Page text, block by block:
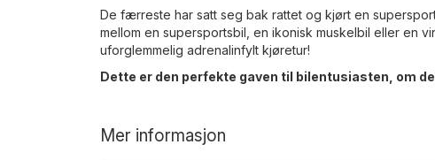
De færreste har satt seg bak rattet og kjørt en
mellom en supersportsbil, en ikonisk muskelbil eller en
uforglemmelig adrenalinfylt kjøretur!
Dette er den perfekte gaven til bilentusiasten, om
Mer informasjon